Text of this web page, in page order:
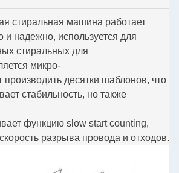
стиральная машина работает
и надежно, используется для
стиральных для
микро-
производить десятки шаблонов, что
стабильность, но также
функцию slow start counting,
разрыва провода и отходов.